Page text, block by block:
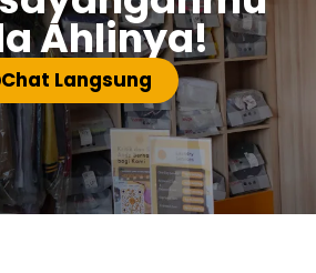
Ahlinya!
Chat Langsung